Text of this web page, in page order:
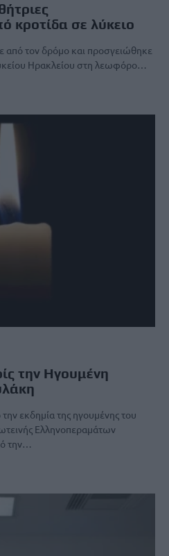
κροτίδα σε λύκειο
από τον δρόμο και προσγειώθηκε
Ηρακλείου στη λεωφόρο…
την Ηγουμένη
εκδημία της ηγουμένης του
Ελληνοπεραμάτων
την…